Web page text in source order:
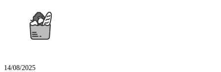
14/08/2025